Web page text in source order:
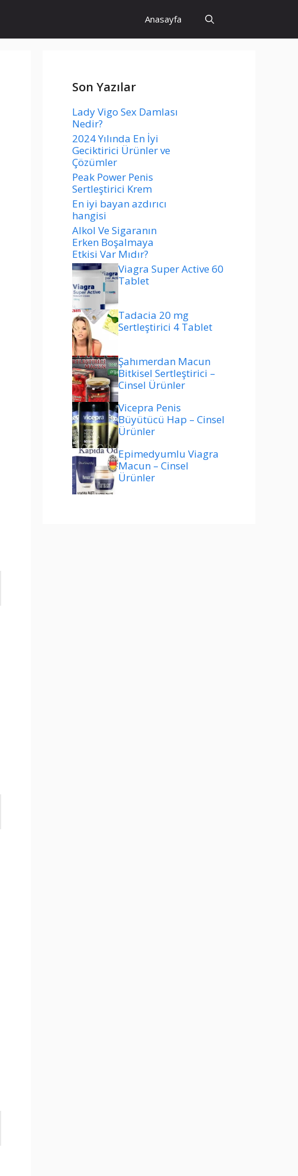
Anasayfa
Son Yazılar
Lady Vigo Sex Damlası
Nedir?
2024 Yılında En İyi
Geciktirici Ürünler ve
Çözümler
Peak Power Penis
Sertleştirici Krem
En iyi bayan azdırıcı
hangisi
Alkol Ve Sigaranın
Erken Boşalmaya
Etkisi Var Mıdır?
Viagra Super Active 60
Tablet
Tadacia 20 mg
Sertleştirici 4 Tablet
Şahımerdan Macun
Bitkisel Sertleştirici –
Cinsel Ürünler
Vicepra Penis
Büyütücü Hap – Cinsel
Ürünler
Epimedyumlu Viagra
Macun – Cinsel
Ürünler